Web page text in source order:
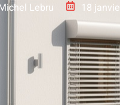
Lebru 18